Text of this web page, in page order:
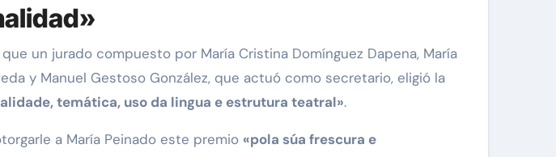
un jurado compuesto por María Cristina Domínguez Dapena, María
y Manuel Gestoso González, que actuó como secretario, eligió la
temática, uso da lingua e estrutura teatral».
a María Peinado este premio «pola súa frescura e